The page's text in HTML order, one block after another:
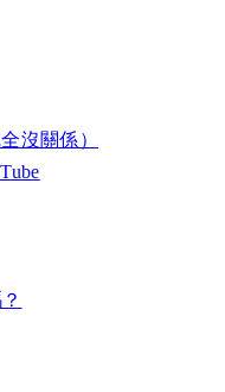
沒關係）